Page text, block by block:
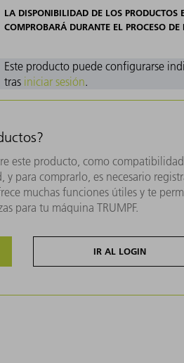
LA DISPONIBILIDAD DE LOS PRODUCTOS
COMPROBARÁ DURANTE EL PROCESO DE
Este producto puede configurarse
tras iniciar sesión.
este producto, como
para comprarlo, es necesario
muchas funciones útiles y te
para tu máquina TRUMPF.
IR AL LOGIN